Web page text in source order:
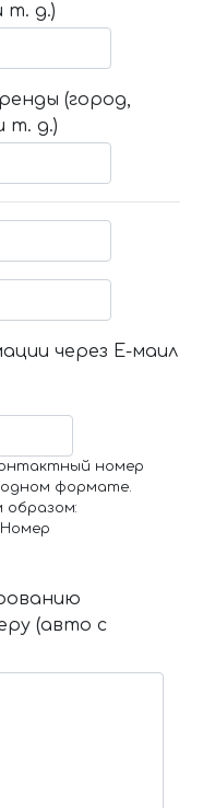
т. д.)
(город,
т. д.)
через Е-маил
номер
формате.
(авто с